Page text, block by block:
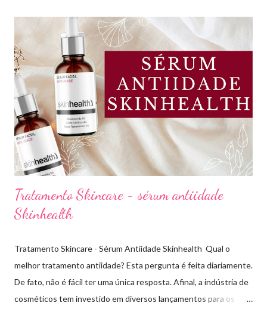
Lima. Compartilhando dicas de produtos, resenhas, rotinas de
beleza, bem-estar e autoestima. TOP 10 BASES BARATINHAS
Escolher uma boa base para a maquiagem não é algo tão simples.
Afinal temos que avaliar para qual tipo de pele, tonalidade,
subtom, ativos (se for o caso) e ainda o preço. Neste vídeo do
meu canal mostrei como vocês podem comprar uma base sem
errar na cor. É um site que tem salvado minha vida,...
Tratamento Skincare - sérum antiidade
Skinhealth
Tratamento Skincare - Sérum Antiidade Skinhealth Qual o
melhor tratamento antiidade? Esta pergunta é feita diariamente.
De fato, não é fácil ter uma única resposta. Afinal, a indústria de
cosméticos tem investido em diversos lançamentos para os